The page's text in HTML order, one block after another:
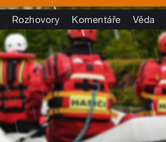
Rozhovory Komentáře Věda